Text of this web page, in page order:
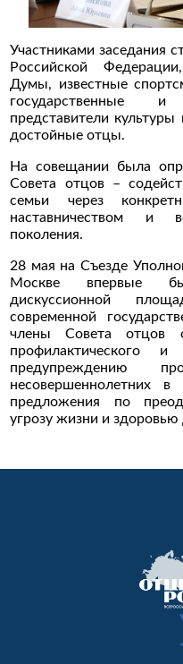
Участниками заседания
Российской
Думы, известные
государственные
представители
достойные отцы.
На совещании была
Совета отцов –
семьи через
наставничеством и
поколения.
28 мая на Съезде
Москве впервые
дискуссионной
современной
члены Совета отцов
профилактического
предупреждению
несовершеннолетних
предложения по
угрозу жизни и здоровью